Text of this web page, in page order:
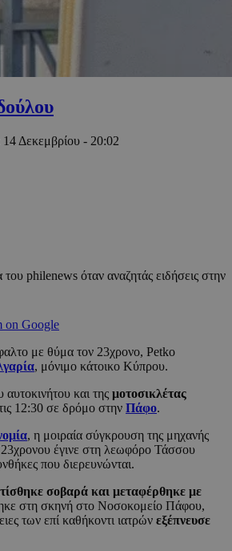
14 Δεκεμβρίου - 20:02
philenews όταν αναζητάς ειδήσεις στην
on Google
με θύμα τον 23χρονο, Petko
, μόνιμο κάτοικο Κύπρου.
και της μοτοσικλέτας
12:30 σε δρόμο στην Πάφο.
, η μοιραία σύγκρουση της μηχανής
έγινε στη λεωφόρο Τάσσου
που διερευνώνται.
σοβαρά και μεταφέρθηκε με
στη σκηνή στο Νοσοκομείο Πάφου,
των επί καθήκοντι ιατρών εξέπνευσε